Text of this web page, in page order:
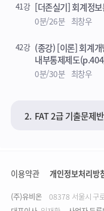
41강 [더존실기] 회계정
0분/26분 최창우
42강 (종강) [이론] 회계
내부통제제도
0분/30분 최창우
2. FAT 2급 기출문제
이용약관 개인정보처리방
(주)유비온 주소
08378 서울시 구